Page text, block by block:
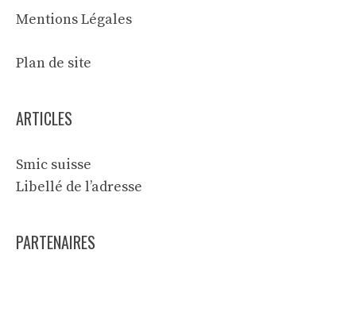
Mentions Légales
Plan de site
ARTICLES
Smic suisse
Libellé de l’adresse
PARTENAIRES